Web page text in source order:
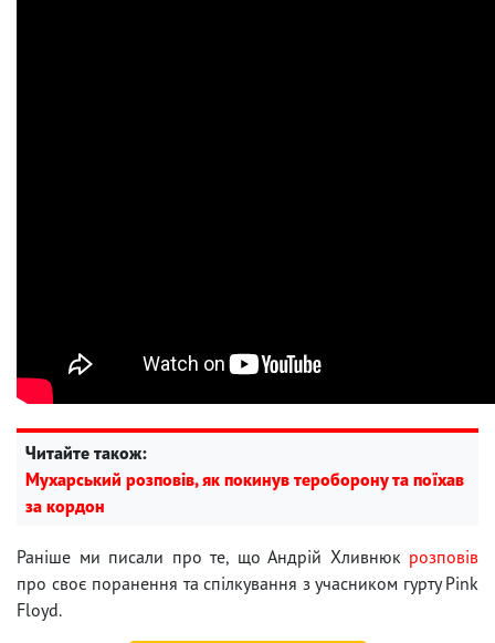
Читайте також:
Мухарський розповів, як покинув тероборону та поїхав
за кордон
Раніше ми писали про те, що Андрій Хливнюк розповів
про своє поранення та спілкування з учасником гурту Pink
Floyd.